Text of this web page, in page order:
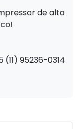
de alta
(11) 95236-0314